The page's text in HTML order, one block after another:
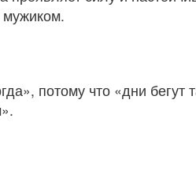
мужиком.
потому что «дни бегут